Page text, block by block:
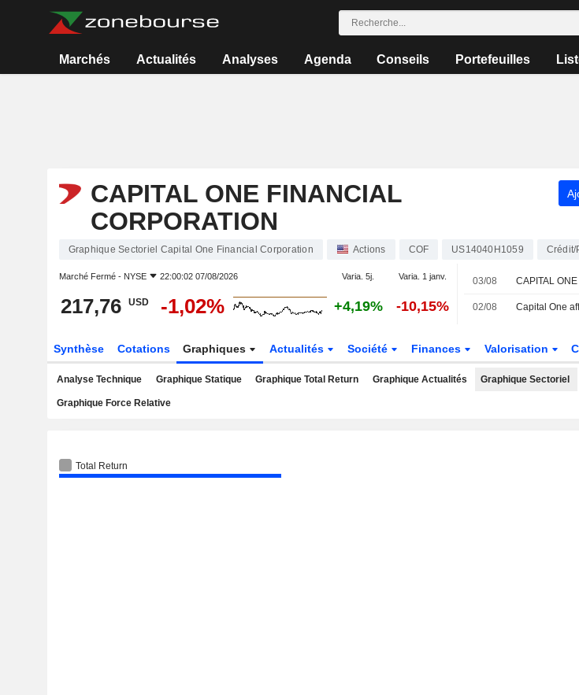
Marchés Actualités Analyses Agenda Conseils Portefeuilles
CAPITAL ONE FINANCIAL
CORPORATION
Graphique Sectoriel Capital One Financial Corporation Actions COF US14040H1059 Crédit/
Marché Fermé - NYSE 22:00:02 07/08/2026 Varia. 5j. Varia. 1 janv.
217,76 USD -1,02% +4,19% -10,15%
03/08
02/08
Synthèse Cotations Graphiques Actualités Société Finances Valorisation
Analyse Technique Graphique Statique Graphique Total Return Graphique Actualités Graphique Sectoriel
Graphique Force Relative
Total Return